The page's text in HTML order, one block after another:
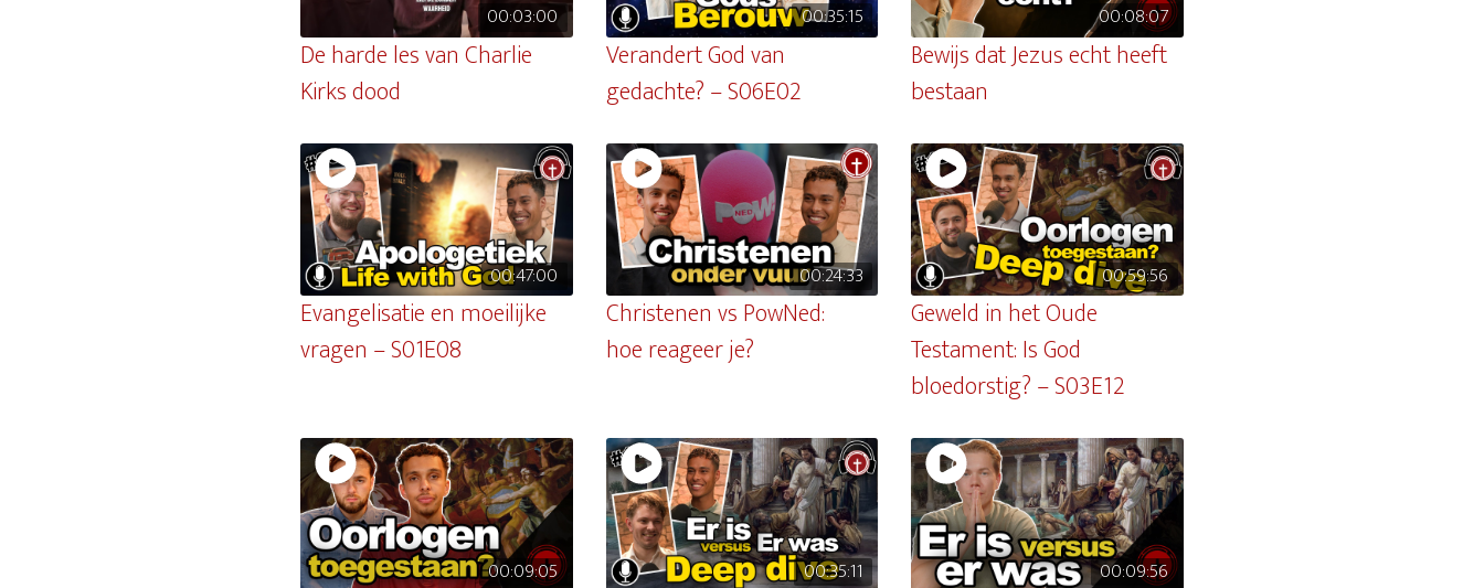
00:03:00
De harde les van Charlie
Kirks dood
00:35:15
Verandert God van
gedachte? – S06E02
00:08:07
Bewijs dat Jezus echt heeft
bestaan
00:47:00
Evangelisatie en moeilijke
vragen – S01E08
00:24:33
Christenen vs PowNed:
hoe reageer je?
00:59:56
Geweld in het Oude
Testament: Is God
bloedorstig? – S03E12
00:09:05 00:35:11 00:09:56